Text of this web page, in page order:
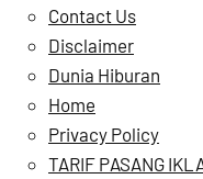
Contact Us
Disclaimer
Dunia Hiburan
Home
Privacy Policy
TARIF PASANG